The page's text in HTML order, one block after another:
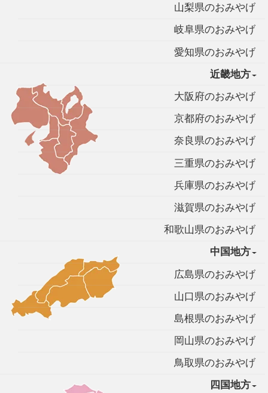
山梨県のおみやげ
岐阜県のおみやげ
愛知県のおみやげ
近畿地方
大阪府のおみやげ
京都府のおみやげ
奈良県のおみやげ
三重県のおみやげ
兵庫県のおみやげ
滋賀県のおみやげ
和歌山県のおみやげ
中国地方
広島県のおみやげ
山口県のおみやげ
島根県のおみやげ
岡山県のおみやげ
鳥取県のおみやげ
四国地方